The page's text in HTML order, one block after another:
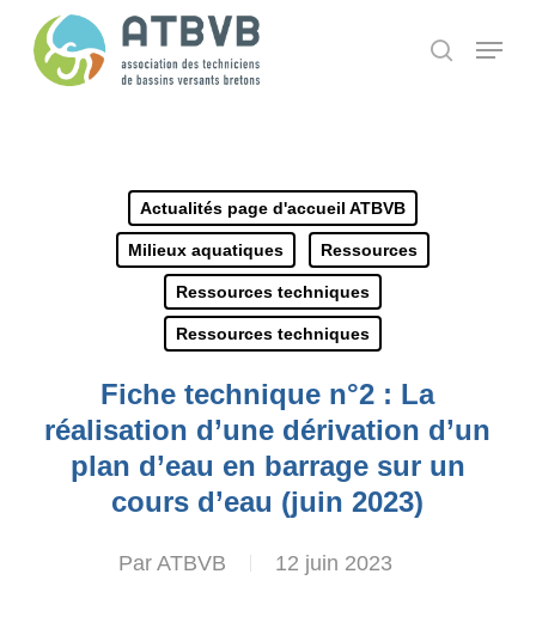
search
Menu
Actualités page d'accueil ATBVB
Milieux aquatiques Ressources
Ressources techniques
Ressources techniques
Fiche technique n°2 : La
réalisation d’une dérivation d’un
plan d’eau en barrage sur un
cours d’eau (juin 2023)
Par ATBVB 12 juin 2023
Panneau de gestion des cookies